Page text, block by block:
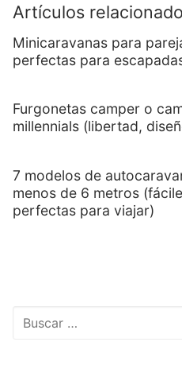
Artículos
Minicaravanas para
perfectas para
Furgonetas camper o
millennials (libertad,
7 modelos de
menos de 6 metros
perfectas para viajar)